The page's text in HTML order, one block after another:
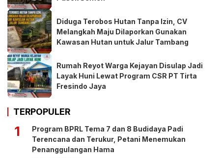
Diduga Terobos Hutan Tanpa Izin, CV
Melangkah Maju Dilaporkan Gunakan
Kawasan Hutan untuk Jalur Tambang
Rumah Reyot Warga Kejayan Disulap Jadi
Layak Huni Lewat Program CSR PT Tirta
Fresindo Jaya
TERPOPULER
1
Program BPRL Tema 7 dan 8 Budidaya Padi
Terencana dan Terukur, Petani Menemukan
Penanggulangan Hama